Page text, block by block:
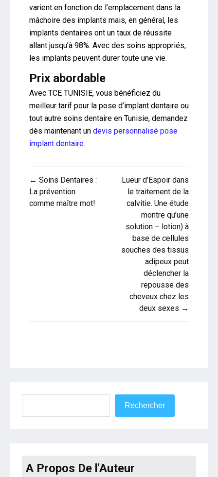
varient en fonction de l’emplacement dans la
mâchoire des implants mais, en général, les
implants dentaires ont un taux de réussite
allant jusqu’à 98%. Avec des soins appropriés,
les implants peuvent durer toute une vie.
Prix abordable
Avec TCE TUNISIE, vous bénéficiez du
meilleur tarif pour la pose d’implant dentaire ou
tout autre soins dentaire en Tunisie, demandez
dès maintenant un devis personnalisé pose
implant dentaire.
Navigation
de
← Soins Dentaires :
La prévention
comme maître mot!
Lueur d’Espoir dans
le traitement de la
calvitie. Une étude
montre qu’une
solution – lotion) à
base de cellules
souches des tissus
adipeux peut
déclencher la
repousse des
cheveux chez les
deux sexes →
Rechercher
A Propos De l'Auteur